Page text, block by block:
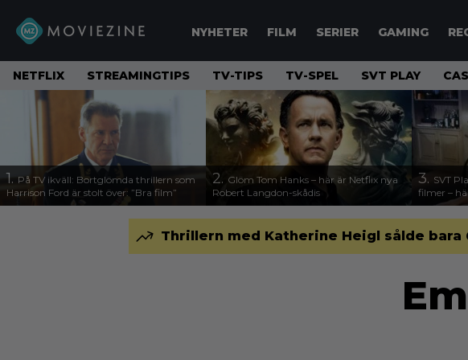
NYHETER FILM SERIER GAMING
NETFLIX STREAMINGTIPS TV-TIPS TV-SPEL SVT PLAY
1. På TV ikväll: Bortglömda thrillern som
Harrison Ford är stolt över: ”Bra film”
2. Glöm Tom Hanks – här är Netflix nya
Robert Langdon-skådis
3. SVT
filmer –
Thrillern med Katherine Heigl sålde